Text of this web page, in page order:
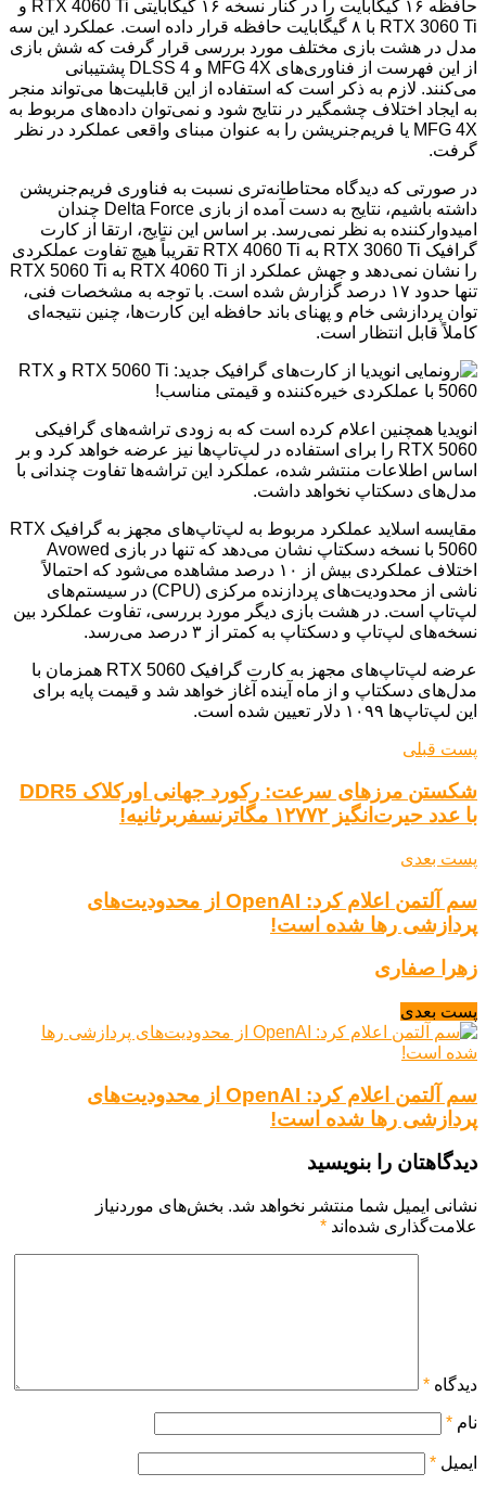
حافظه ۱۶ گیگابایت را در کنار نسخه ۱۶ گیگابایتی RTX 4060 Ti و
RTX 3060 Ti با ۸ گیگابایت حافظه قرار داده است. عملکرد این سه
مدل در هشت بازی مختلف مورد بررسی قرار گرفت که شش بازی
از این فهرست از فناوری‌های MFG 4X و DLSS 4 پشتیبانی
می‌کنند. لازم به ذکر است که استفاده از این قابلیت‌ها می‌تواند منجر
به ایجاد اختلاف چشمگیر در نتایج شود و نمی‌توان داده‌های مربوط به
MFG 4X یا فریم‌جنریشن را به عنوان مبنای واقعی عملکرد در نظر
گرفت.
در صورتی که دیدگاه محتاطانه‌تری نسبت به فناوری فریم‌جنریشن
داشته باشیم، نتایج به دست آمده از بازی Delta Force چندان
امیدوارکننده به نظر نمی‌رسد. بر اساس این نتایج، ارتقا از کارت
گرافیک RTX 3060 Ti به RTX 4060 Ti تقریباً هیچ تفاوت عملکردی
را نشان نمی‌دهد و جهش عملکرد از RTX 4060 Ti به RTX 5060 Ti
تنها حدود ۱۷ درصد گزارش شده است. با توجه به مشخصات فنی،
توان پردازشی خام و پهنای باند حافظه این کارت‌ها، چنین نتیجه‌ای
کاملاً قابل انتظار است.
انویدیا همچنین اعلام کرده است که به زودی تراشه‌های گرافیکی
RTX 5060 را برای استفاده در لپ‌تاپ‌ها نیز عرضه خواهد کرد و بر
اساس اطلاعات منتشر شده، عملکرد این تراشه‌ها تفاوت چندانی با
مدل‌های دسکتاپ نخواهد داشت.
مقایسه اسلاید عملکرد مربوط به لپ‌تاپ‌های مجهز به گرافیک RTX
5060 با نسخه دسکتاپ نشان می‌دهد که تنها در بازی Avowed
اختلاف عملکردی بیش از ۱۰ درصد مشاهده می‌شود که احتمالاً
ناشی از محدودیت‌های پردازنده مرکزی (CPU) در سیستم‌های
لپ‌تاپ است. در هشت بازی دیگر مورد بررسی، تفاوت عملکرد بین
نسخه‌های لپ‌تاپ و دسکتاپ به کمتر از ۳ درصد می‌رسد.
عرضه لپ‌تاپ‌های مجهز به کارت گرافیک RTX 5060 همزمان با
مدل‌های دسکتاپ و از ماه آینده آغاز خواهد شد و قیمت پایه برای
این لپ‌تاپ‌ها ۱۰۹۹ دلار تعیین شده است.
پست قبلی
شکستن مرزهای سرعت: رکورد جهانی اورکلاک DDR5
با عدد حیرت‌انگیز ۱۲۷۷۲ مگاترنسفربرثانیه!
پست بعدی
سم آلتمن اعلام کرد: OpenAI از محدودیت‌های
پردازشی رها شده است!
زهرا صفاری
پست بعدی
سم آلتمن اعلام کرد: OpenAI از محدودیت‌های
پردازشی رها شده است!
دیدگاهتان را بنویسید
نشانی ایمیل شما منتشر نخواهد شد. بخش‌های موردنیاز
علامت‌گذاری شده‌اند *
دیدگاه *
نام *
ایمیل *